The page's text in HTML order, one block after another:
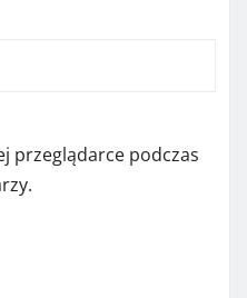
przeglądarce podczas